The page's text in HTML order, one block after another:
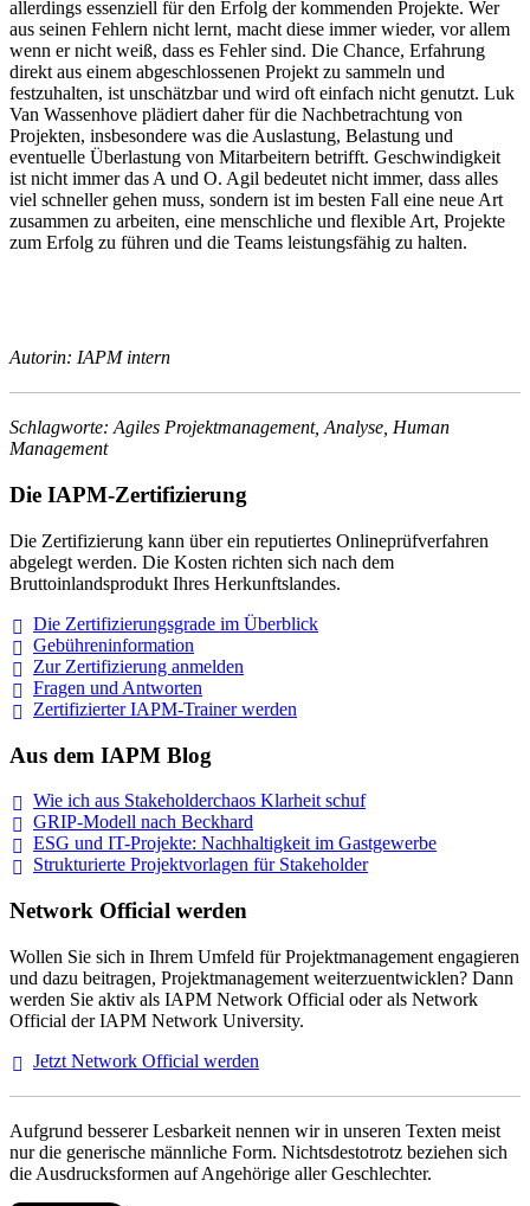
allerdings essenziell für den Erfolg der kommenden Projekte. Wer
aus seinen Fehlern nicht lernt, macht diese immer wieder, vor allem
wenn er nicht weiß, dass es Fehler sind. Die Chance, Erfahrung
direkt aus einem abgeschlossenen Projekt zu sammeln und
festzuhalten, ist unschätzbar und wird oft einfach nicht genutzt. Luk
Van Wassenhove plädiert daher für die Nachbetrachtung von
Projekten, insbesondere was die Auslastung, Belastung und
eventuelle Überlastung von Mitarbeitern betrifft. Geschwindigkeit
ist nicht immer das A und O. Agil bedeutet nicht immer, dass alles
viel schneller gehen muss, sondern ist im besten Fall eine neue Art
zusammen zu arbeiten, eine menschliche und flexible Art, Projekte
zum Erfolg zu führen und die Teams leistungsfähig zu halten.
Autorin: IAPM intern
Schlagworte: Agiles Projektmanagement, Analyse, Human
Management
Die IAPM-Zertifizierung
Die Zertifizierung kann über ein reputiertes Onlineprüfverfahren
abgelegt werden. Die Kosten richten sich nach dem
Bruttoinlandsprodukt Ihres Herkunftslandes.
Die Zertifizierungsgrade im Überblick
Gebühreninformation
Zur Zertifizierung anmelden
Fragen und Antworten
Zertifizierter IAPM-Trainerwerden
Aus dem IAPM Blog
Wie ich aus Stakeholderchaos Klarheit schuf
GRIP-Modell nach Beckhard
ESG und IT-Projekte: Nachhaltigkeit im Gastgewerbe
Strukturierte Projektvorlagen für Stakeholder
Network Official werden
Wollen Sie sich in Ihrem Umfeld für Projektmanagement engagieren
und dazu beitragen, Projektmanagement weiterzuentwicklen? Dann
werden Sie aktiv als IAPM Network Official oder als Network
Official der IAPM Network University.
Jetzt Network Official werden
Aufgrund besserer Lesbarkeit nennen wir in unseren Texten meist
nur die generische männliche Form. Nichtsdestotrotz beziehen sich
die Ausdrucksformen auf Angehörige aller Geschlechter.